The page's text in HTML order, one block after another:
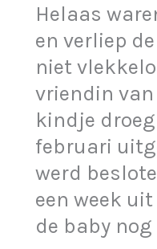
Helaas
en verliep
niet
vriendin
kindje
februari
werd
een week
de baby